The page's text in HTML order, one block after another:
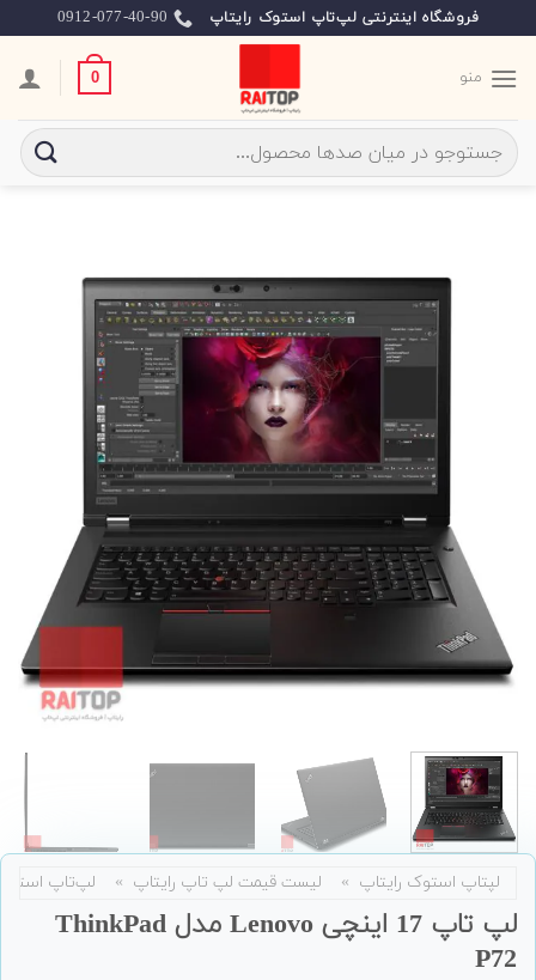
to
content
فروشگاه اینترنتی لپ‌تاپ استوک رایتاپ 0912-077-40-90
منو 0
جستجو
برای:
لپتاپ استوک رایتاپ » لیست قیمت لپ تاپ رایتاپ » لپ‌تاپ
لپ تاپ 17 اینچی Lenovo مدل ThinkPad
P72